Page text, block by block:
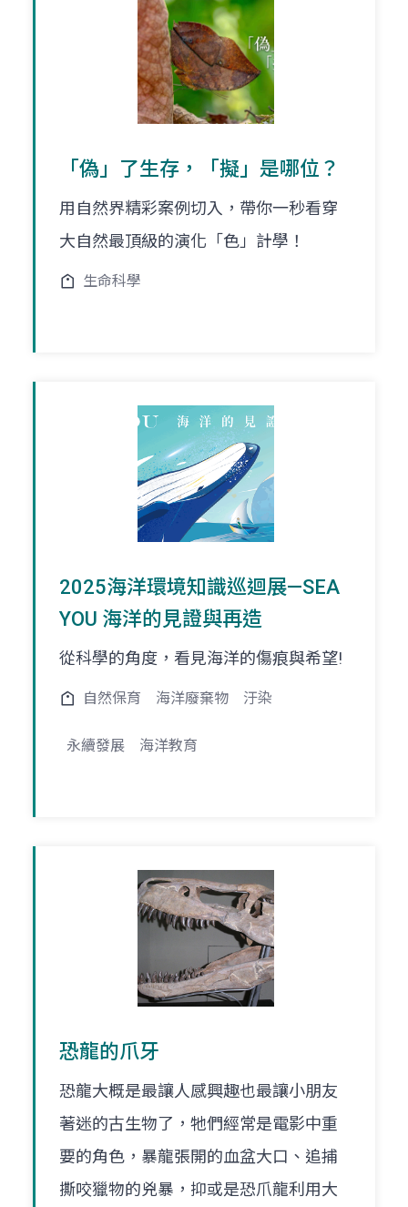
「偽」了生存，「擬」是哪位？
用自然界精彩案例切入，帶你一秒看穿
大自然最頂級的演化「色」計學！
生命科學
2025海洋環境知識巡迴展—SEA
YOU 海洋的見證與再造
從科學的角度，看見海洋的傷痕與希望!
自然保育 海洋廢棄物 汙染
永續發展 海洋教育
恐龍的爪牙
恐龍大概是最讓人感興趣也最讓小朋友
著迷的古生物了，牠們經常是電影中重
要的角色，暴龍張開的血盆大口、追捕
撕咬獵物的兇暴，抑或是恐爪龍利用大